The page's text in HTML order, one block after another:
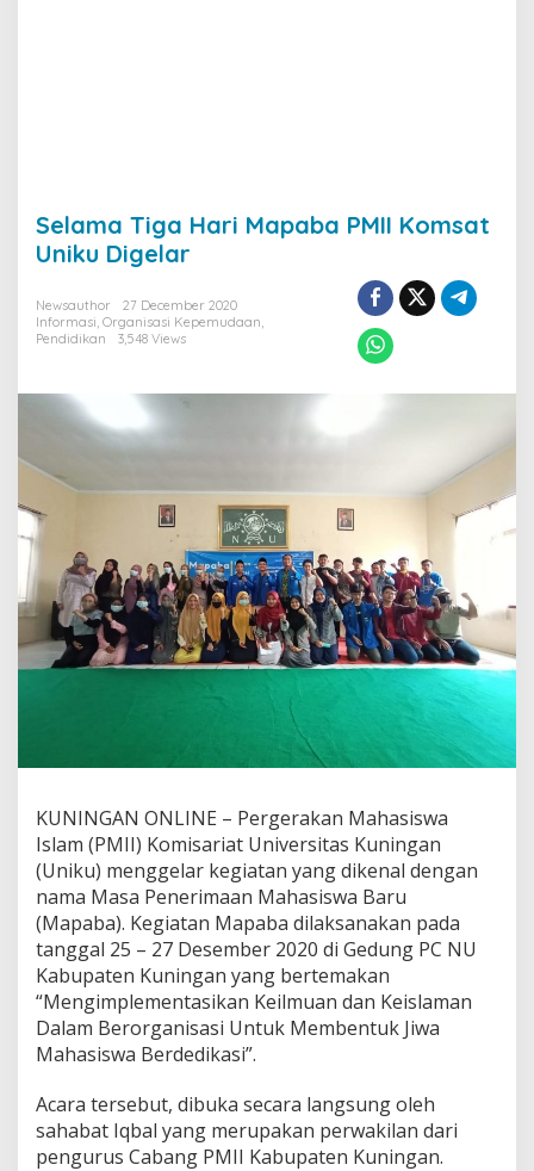
Selama Tiga Hari Mapaba PMII Komsat
Uniku Digelar
Newsauthor
27 December 2020
Informasi, Organisasi Kepemudaan,
Pendidikan
3,548 Views
KUNINGAN ONLINE – Pergerakan Mahasiswa
Islam (PMII) Komisariat Universitas Kuningan
(Uniku) menggelar kegiatan yang dikenal dengan
nama Masa Penerimaan Mahasiswa Baru
(Mapaba). Kegiatan Mapaba dilaksanakan pada
tanggal 25 – 27 Desember 2020 di Gedung PC NU
Kabupaten Kuningan yang bertemakan
“Mengimplementasikan Keilmuan dan Keislaman
Dalam Berorganisasi Untuk Membentuk Jiwa
Mahasiswa Berdedikasi”.
Acara tersebut, dibuka secara langsung oleh
sahabat Iqbal yang merupakan perwakilan dari
pengurus Cabang PMII Kabupaten Kuningan.